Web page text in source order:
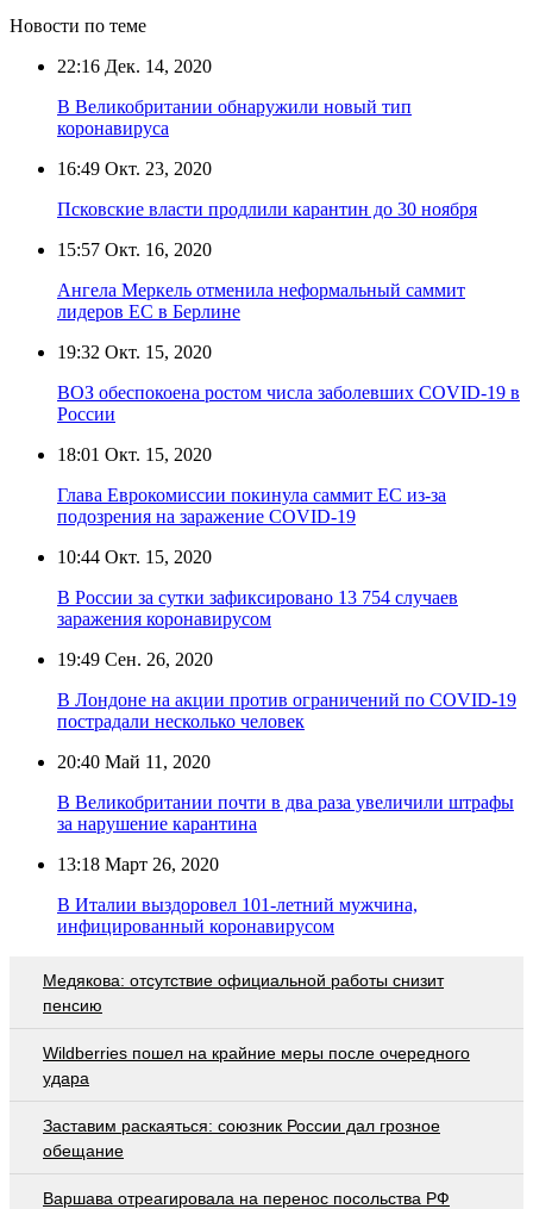
Новости по теме
22:16 Дек. 14, 2020
В Великобритании обнаружили новый тип
коронавируса
16:49 Окт. 23, 2020
Псковские власти продлили карантин до 30 ноября
15:57 Окт. 16, 2020
Ангела Меркель отменила неформальный саммит
лидеров ЕС в Берлине
19:32 Окт. 15, 2020
ВОЗ обеспокоена ростом числа заболевших COVID-19 в
России
18:01 Окт. 15, 2020
Глава Еврокомиссии покинула саммит ЕС из-за
подозрения на заражение COVID-19
10:44 Окт. 15, 2020
В России за сутки зафиксировано 13 754 случаев
заражения коронавирусом
19:49 Сен. 26, 2020
В Лондоне на акции против ограничений по COVID-19
пострадали несколько человек
20:40 Май 11, 2020
В Великобритании почти в два раза увеличили штрафы
за нарушение карантина
13:18 Март 26, 2020
В Италии выздоровел 101-летний мужчина,
инфицированный коронавирусом
Медякова: отсутствие официальной работы снизит
пенсию
Wildberries пошел на крайние меры после очередного
удара
Заставим раскаяться: союзник России дал грозное
обещание
Варшава отреагировала на перенос посольства РФ